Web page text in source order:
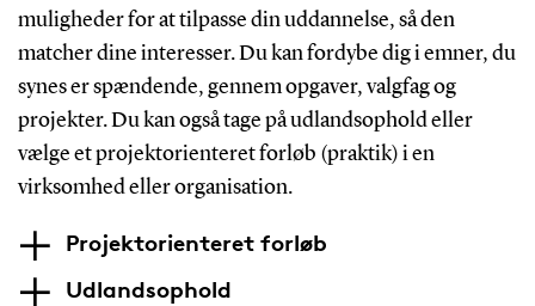
muligheder for at tilpasse din uddannelse, så den
matcher dine interesser. Du kan fordybe dig i emner, du
synes er spændende, gennem opgaver, valgfag og
projekter. Du kan også tage på udlandsophold eller
vælge et projektorienteret forløb (praktik) i en
virksomhed eller organisation.
Projektorienteret forløb
Udlandsophold